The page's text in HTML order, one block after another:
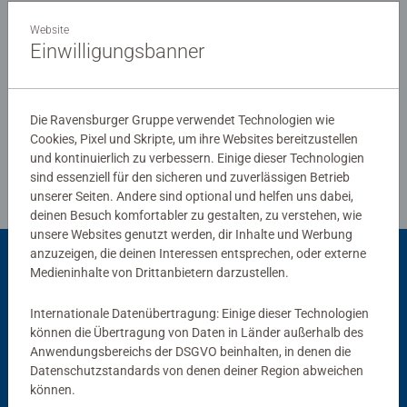
Ravensburg hergestellt werden. Jahrzehntelange
Erfahrung in der Puzzleproduktion, den hohen
eins zum andern passt. Das ist die Ravensburger
Leidenschaft für Qualität.
Bewertungen
Richtlinien für Bewertungen
Passend dazu
Website
Einwilligungsbanner
Die Ravensburger Gruppe verwendet Technologien wie
Cookies, Pixel und Skripte, um ihre Websites bereitzustellen
und kontinuierlich zu verbessern. Einige dieser Technologien
sind essenziell für den sicheren und zuverlässigen Betrieb
unserer Seiten. Andere sind optional und helfen uns dabei,
deinen Besuch komfortabler zu gestalten, zu verstehen, wie
unsere Websites genutzt werden, dir Inhalte und Werbung
anzuzeigen, die deinen Interessen entsprechen, oder externe
Medieninhalte von Drittanbietern darzustellen.
Internationale Datenübertragung: Einige dieser Technologien
können die Übertragung von Daten in Länder außerhalb des
Anwendungsbereichs der DSGVO beinhalten, in denen die
Datenschutzstandards von denen deiner Region abweichen
können.